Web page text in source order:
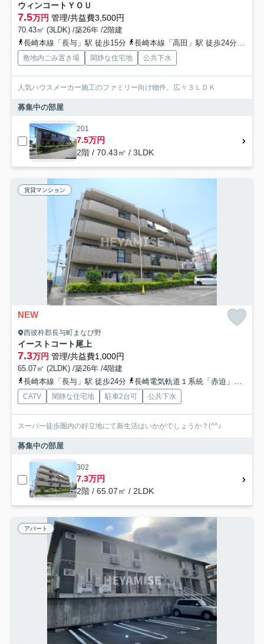
ウィンコートＹＯＵ
7.5万円 管理/共益費3,500円
70.43㎡ (3LDK) /築26年 /2階建
長崎本線「長与」駅 徒歩15分
長崎本線「高田」駅 徒歩24分
敷地内ごみ置き場 閑静な住宅地 公共下水
人気ハウスメーカー施工のファミリー向け物件。広々３ＬＤＫ
募集中の部屋
201
7.5万円
2階 / 70.43㎡ / 3LDK
賃貸マンション
NEW
西彼杵郡長与町まなび野
イーストコート尾上
7.3万円 管理/共益費1,000円
65.07㎡ (2LDK) /築26年 /4階建
長崎本線「長与」駅 徒歩24分
長崎電気軌道１系統「赤迫」駅 徒歩55分
CATV 閑静な住宅地 駐車2台可 公共下水
スーパー徒歩圏内の好立地にて新生活はいかがでしょうか？(^^♪
募集中の部屋
302
7.3万円
2階 / 65.07㎡ / 2LDK
アパート